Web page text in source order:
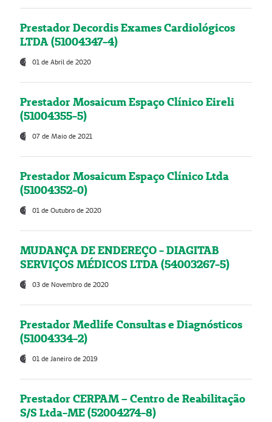
Prestador Decordis Exames Cardiológicos
LTDA (51004347-4)
01 de Abril de 2020
Prestador Mosaicum Espaço Clínico Eireli
(51004355-5)
07 de Maio de 2021
Prestador Mosaicum Espaço Clínico Ltda
(51004352-0)
01 de Outubro de 2020
MUDANÇA DE ENDEREÇO - DIAGITAB
SERVIÇOS MÉDICOS LTDA (54003267-5)
03 de Novembro de 2020
Prestador Medlife Consultas e Diagnósticos
(51004334-2)
01 de Janeiro de 2019
Prestador CERPAM – Centro de Reabilitação
S/S Ltda-ME (52004274-8)